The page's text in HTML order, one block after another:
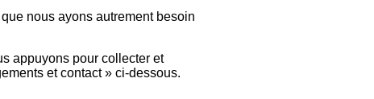
nous ayons autrement besoin
appuyons pour collecter et
et contact » ci-dessous.